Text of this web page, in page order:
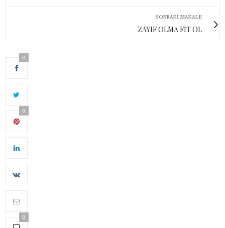
SONRAKI MAKALE
ZAYIF OLMA FİT OL
0
0
0